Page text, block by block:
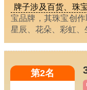
牌子涉及百货、珠
宝品牌，其珠宝创
星辰、花朵、彩虹
第2名